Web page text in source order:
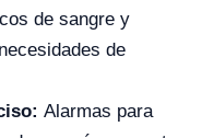
de sangre y
de
Alarmas para